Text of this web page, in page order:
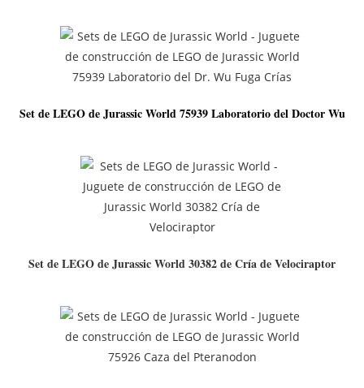
Set de LEGO de Jurassic World 75939 Laboratorio del Doctor Wu
Set de LEGO de Jurassic World 30382 de Cría de Velociraptor